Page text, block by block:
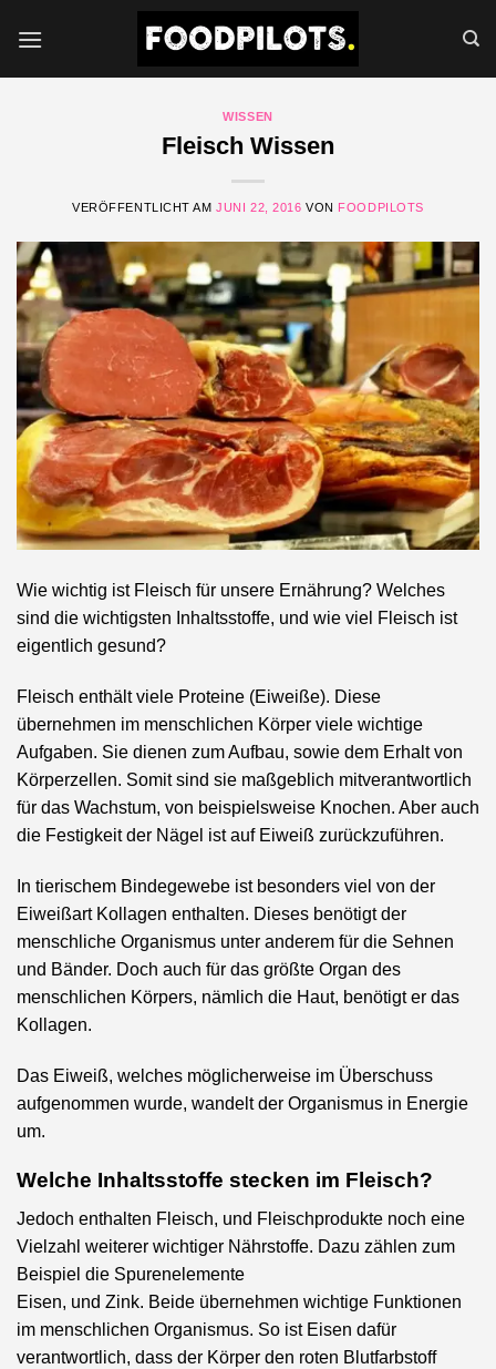
Inhalt
WISSEN
Fleisch Wissen
VERÖFFENTLICHT AMJUNI 22, 2016 VON FOODPILOTS
Wie wichtig ist Fleisch für unsere Ernährung? Welches
sind die wichtigsten Inhaltsstoffe, und wie viel Fleisch ist
eigentlich gesund?
Fleisch enthält viele Proteine (Eiweiße). Diese
übernehmen im menschlichen Körper viele wichtige
Aufgaben. Sie dienen zum Aufbau, sowie dem Erhalt von
Körperzellen. Somit sind sie maßgeblich mitverantwortlich
für das Wachstum, von beispielsweise Knochen. Aber auch
die Festigkeit der Nägel ist auf Eiweiß zurückzuführen.
In tierischem Bindegewebe ist besonders viel von der
Eiweißart Kollagen enthalten. Dieses benötigt der
menschliche Organismus unter anderem für die Sehnen
und Bänder. Doch auch für das größte Organ des
menschlichen Körpers, nämlich die Haut, benötigt er das
Kollagen.
Das Eiweiß, welches möglicherweise im Überschuss
aufgenommen wurde, wandelt der Organismus in Energie
um.
Welche Inhaltsstoffe stecken im Fleisch?
Jedoch enthalten Fleisch, und Fleischprodukte noch eine
Vielzahl weiterer wichtiger Nährstoffe. Dazu zählen zum
Beispiel die Spurenelemente
Eisen, und Zink. Beide übernehmen wichtige Funktionen
im menschlichen Organismus. So ist Eisen dafür
verantwortlich, dass der Körper den roten Blutfarbstoff